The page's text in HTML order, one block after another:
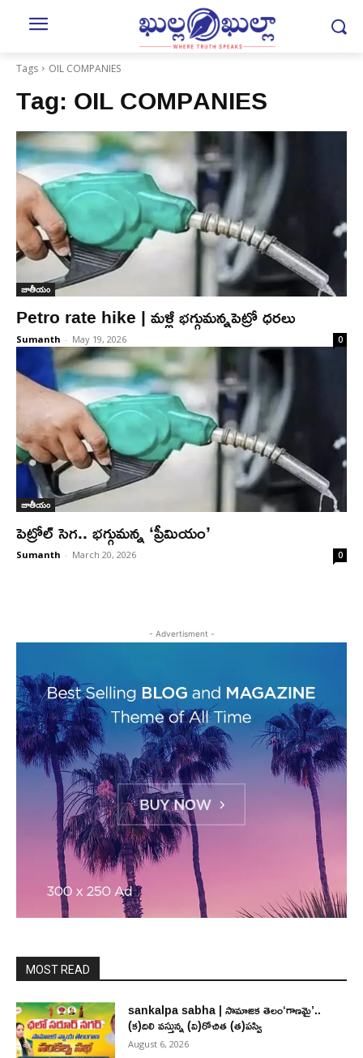
Tags OIL COMPANIES
Tag:OIL COMPANIES
జాతీయం
Petro rate hike | మ‌ళ్లీ భ‌గ్గుమ‌న్న‌పెట్రో ధ‌ర‌లు
Sumanth - May 19, 2026 0
జాతీయం
పెట్రోల్ సెగ.. భగ్గుమన్న ‘ప్రీమియం’
Sumanth - March 20, 2026 0
- Advertisment -
MOST READ
sankalpa sabha | సామాజిక తెలం‘గాణమై’..
(క)దిలి వస్తున్న (వి)రోచిత (త)పస్వి
August 6, 2026